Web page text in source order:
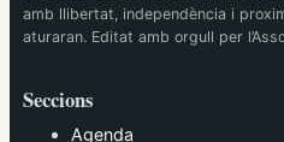
amb llibertat, independència i
aturaran. Editat amb orgull per
Seccions
Agenda